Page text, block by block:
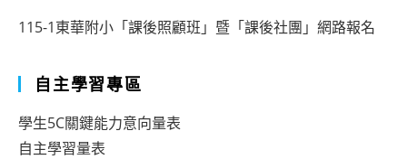
115-1東華附小「課後照顧班」暨「課後社團」網路報名
自主學習專區
學生5C關鍵能力意向量表
自主學習量表